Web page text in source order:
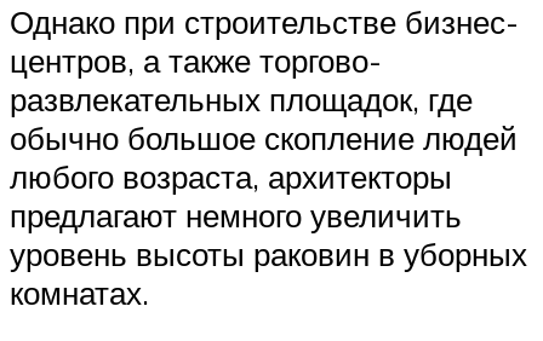
Однако при строительстве бизнес-
центров, а также торгово-
развлекательных площадок, где
обычно большое скопление людей
любого возраста, архитекторы
предлагают немного увеличить
уровень высоты раковин в уборных
комнатах.